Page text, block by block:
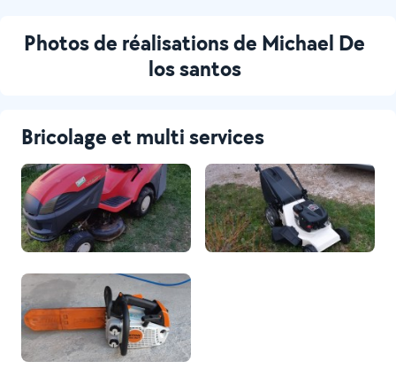
Photos de réalisations de Michael De
los santos
Bricolage et multi services